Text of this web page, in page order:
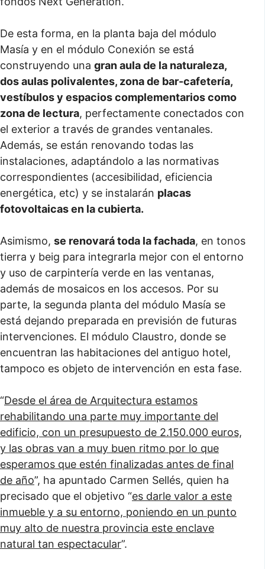
De esta forma, en la planta baja del módulo
Masía y en el módulo Conexión se está
construyendo una gran aula de la naturaleza,
dos aulas polivalentes, zona de bar-cafetería,
vestíbulos y espacios complementarios como
zona de lectura, perfectamente conectados con
el exterior a través de grandes ventanales.
Además, se están renovando todas las
instalaciones, adaptándolo a las normativas
correspondientes (accesibilidad, eficiencia
energética, etc) y se instalarán placas
fotovoltaicas en la cubierta.
Asimismo, se renovará toda la fachada, en tonos
tierra y beig para integrarla mejor con el entorno
y uso de carpintería verde en las ventanas,
además de mosaicos en los accesos. Por su
parte, la segunda planta del módulo Masía se
está dejando preparada en previsión de futuras
intervenciones. El módulo Claustro, donde se
encuentran las habitaciones del antiguo hotel,
tampoco es objeto de intervención en esta fase.
“Desde el área de Arquitectura estamos
rehabilitando una parte muy importante del
edificio, con un presupuesto de 2.150.000 euros,
y las obras van a muy buen ritmo por lo que
esperamos que estén finalizadas antes de final
de año”, ha apuntado Carmen Sellés, quien ha
precisado que el objetivo “es darle valor a este
inmueble y a su entorno, poniendo en un punto
muy alto de nuestra provincia este enclave
natural tan espectacular”.